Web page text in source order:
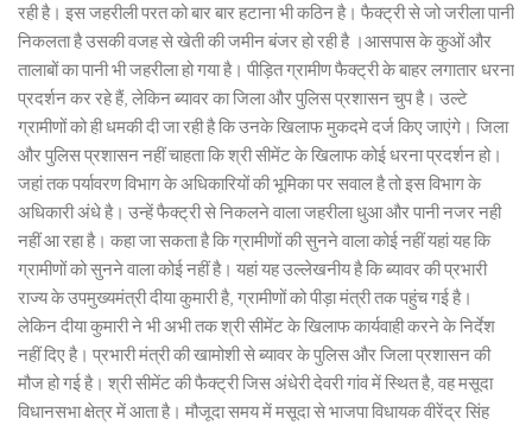
रही है। इस जहरीली परत को बार बार हटाना भी कठिन है। फैक्ट्री से जो जरीला पानी
निकलता है उसकी वजह से खेती की जमीन बंजर हो रही है ।आसपास के कुओं और
तालाबों का पानी भी जहरीला हो गया है। पीड़ित ग्रामीण फैक्ट्री के बाहर लगातार धरना
प्रदर्शन कर रहे हैं, लेकिन ब्यावर का जिला और पुलिस प्रशासन चुप है। उल्टे
ग्रामीणों को ही धमकी दी जा रही है कि उनके खिलाफ मुकदमे दर्ज किए जाएंगे। जिला
और पुलिस प्रशासन नहीं चाहता कि श्री सीमेंट के खिलाफ कोई धरना प्रदर्शन हो।
जहां तक पर्यावरण विभाग के अधिकारियों की भूमिका पर सवाल है तो इस विभाग के
अधिकारी अंधे है। उन्हें फैक्ट्री से निकलने वाला जहरीला धुआ और पानी नजर नही
नहीं आ रहा है। कहा जा सकता है कि ग्रामीणों की सुनने वाला कोई नहीं यहां यह कि
ग्रामीणों को सुनने वाला कोई नहीं है। यहां यह उल्लेखनीय है कि ब्यावर की प्रभारी
राज्य के उपमुख्यमंत्री दीया कुमारी है, ग्रामीणों को पीड़ा मंत्री तक पहुंच गई है।
लेकिन दीया कुमारी ने भी अभी तक श्री सीमेंट के खिलाफ कार्यवाही करने के निर्देश
नहीं दिए है। प्रभारी मंत्री की खामोशी से ब्यावर के पुलिस और जिला प्रशासन की
मौज हो गई है। श्री सीमेंट की फैक्ट्री जिस अंधेरी देवरी गांव में स्थित है, वह मसूदा
विधानसभा क्षेत्र में आता है। मौजूदा समय में मसूदा से भाजपा विधायक वीरेंद्र सिंह